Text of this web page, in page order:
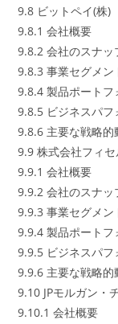
9.8 ビットペイ(株)
9.8.1 会社概要
9.8.2 会社のスナッ
9.8.3 事業セグメン
9.8.4 製品ポートフ
9.8.5 ビジネスパフ
9.8.6 主要な戦略的
9.9 株式会社フィ
9.9.1 会社概要
9.9.2 会社のスナッ
9.9.3 事業セグメン
9.9.4 製品ポートフ
9.9.5 ビジネスパフ
9.9.6 主要な戦略的
9.10 JPモルガン・
9.10.1 会社概要